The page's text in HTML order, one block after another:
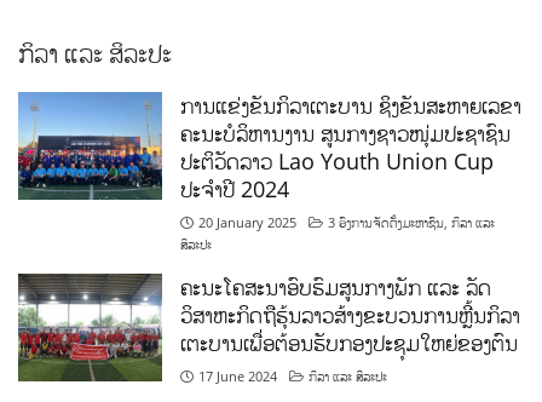
ກິລາ ແລະ ສິລະປະ
ການແຂ່ງຂັນກິລາເຕະບານ ຊິງຂັນສະຫາຍເລຂາ
ຄະນະບໍລິຫານງານ ສູນກາງຊາວໜຸ່ມປະຊາຊົນ
ປະຕິວັດລາວ Lao Youth Union Cup
ປະຈຳປີ 2024
20 January 2025 3 ອົງການຈັດຕັ້ງມະຫາຊົນ ,ກິລາ ແລະ
ສິລະປະ
ຄະນະໂຄສະນາອົບຮົມສູນກາງພັກ ແລະ ລັດ
ວິສາຫະກິດຖືຮຸ້ນລາວສ້າງຂະບວນການຫຼີ້ນກິລາ
ເຕະບານເພື່ອຕ້ອນຮັບກອງປະຊຸມໃຫຍ່ຂອງຕົນ
17 June 2024 ກິລາ ແລະ ສິລະປະ